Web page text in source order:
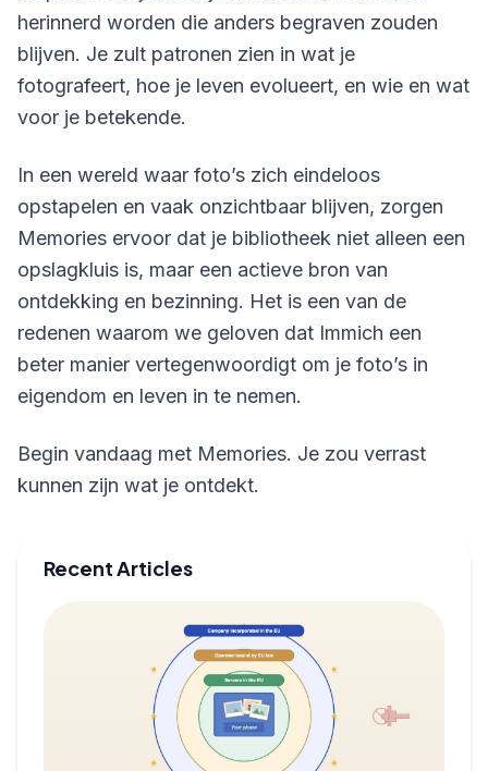
herinnerd worden die anders begraven zouden
blijven. Je zult patronen zien in wat je
fotografeert, hoe je leven evolueert, en wie en wat
voor je betekende.
In een wereld waar foto’s zich eindeloos
opstapelen en vaak onzichtbaar blijven, zorgen
Memories ervoor dat je bibliotheek niet alleen een
opslagkluis is, maar een actieve bron van
ontdekking en bezinning. Het is een van de
redenen waarom we geloven dat Immich een
beter manier vertegenwoordigt om je foto’s in
eigendom en leven in te nemen.
Begin vandaag met Memories. Je zou verrast
kunnen zijn wat je ontdekt.
Recent Articles